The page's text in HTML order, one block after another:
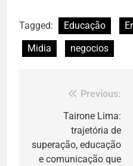
Tagged: Educação
Midia
negocios
Navegação
Post
Previous:
Tairone Lima:
trajetória de
superação, educação
e comunicação que